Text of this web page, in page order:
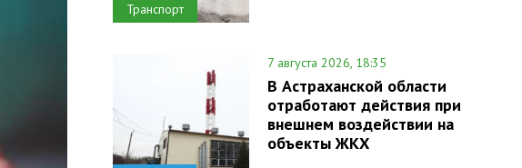
Транспорт
7 августа 2026, 18:35
В Астраханской области
отработают действия при
внешнем воздействии на
объекты ЖКХ